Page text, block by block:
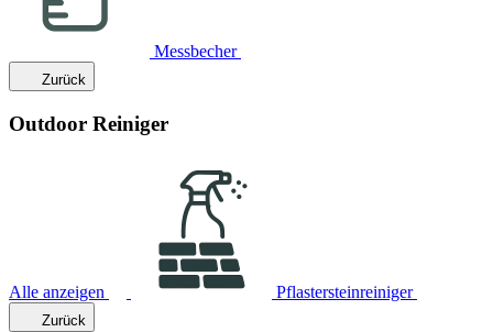
Messbecher
Zurück
Outdoor Reiniger
Alle anzeigen Pflastersteinreiniger
Zurück